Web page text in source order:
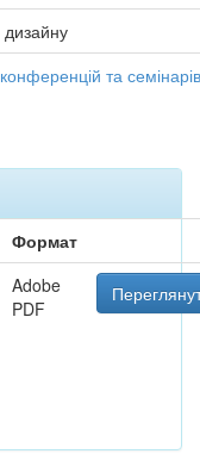
та семінарів
Формат
Adobe
PDF